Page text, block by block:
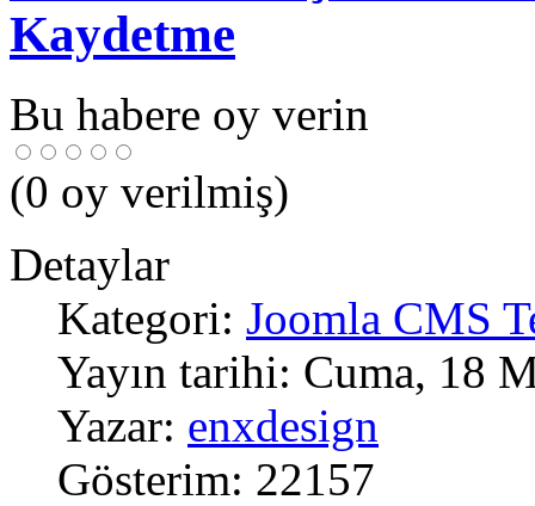
Kaydetme
Bu habere oy verin
(0 oy verilmiş)
Detaylar
Kategori: Joomla CMS
Yayın tarihi: Cuma, 18
Yazar: enxdesign
Gösterim: 22157